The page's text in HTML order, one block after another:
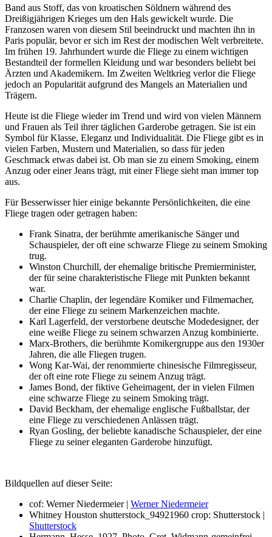
Band aus Stoff, das von kroatischen Söldnern während des
Dreißigjährigen Krieges um den Hals gewickelt wurde. Die
Franzosen waren von diesem Stil beeindruckt und machten ihn in
Paris populär, bevor er sich im Rest der modischen Welt verbreitete.
Im frühen 19. Jahrhundert wurde die Fliege zu einem wichtigen
Bestandteil der formellen Kleidung und war besonders beliebt bei
Ärzten und Akademikern. Im Zweiten Weltkrieg verlor die Fliege
jedoch an Popularität aufgrund des Mangels an Materialien und
Trägern.
Heute ist die Fliege wieder im Trend und wird von vielen Männern
und Frauen als Teil ihrer täglichen Garderobe getragen. Sie ist ein
Symbol für Klasse, Eleganz und Individualität. Die Fliege gibt es in
vielen Farben, Mustern und Materialien, so dass für jeden
Geschmack etwas dabei ist. Ob man sie zu einem Smoking, einem
Anzug oder einer Jeans trägt, mit einer Fliege sieht man immer top
aus.
Für Besserwisser hier einige bekannte Persönlichkeiten, die eine
Fliege tragen oder getragen haben:
Frank Sinatra, der berühmte amerikanische Sänger und
Schauspieler, der oft eine schwarze Fliege zu seinem Smoking
trug.
Winston Churchill, der ehemalige britische Premierminister,
der für seine charakteristische Fliege mit Punkten bekannt
war.
Charlie Chaplin, der legendäre Komiker und Filmemacher,
der eine Fliege zu seinem Markenzeichen machte.
Karl Lagerfeld, der verstorbene deutsche Modedesigner, der
eine weiße Fliege zu seinem schwarzen Anzug kombinierte.
Marx-Brothers, die berühmte Komikergruppe aus den 1930er
Jahren, die alle Fliegen trugen.
Wong Kar-Wai, der renommierte chinesische Filmregisseur,
der oft eine rote Fliege zu seinem Anzug trägt.
James Bond, der fiktive Geheimagent, der in vielen Filmen
eine schwarze Fliege zu seinem Smoking trägt.
David Beckham, der ehemalige englische Fußballstar, der
eine Fliege zu verschiedenen Anlässen trägt.
Ryan Gosling, der beliebte kanadische Schauspieler, der eine
Fliege zu seiner eleganten Garderobe hinzufügt.
Bildquellen auf dieser Seite:
cof: Werner Niedermeier | Werner Niedermeier
Whitney Houston shutterstock_94921960 crop: Shutterstock |
Shutterstock